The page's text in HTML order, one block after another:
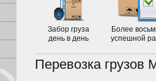
Забор груза
день в день
Более
успешной
Перевозка грузов